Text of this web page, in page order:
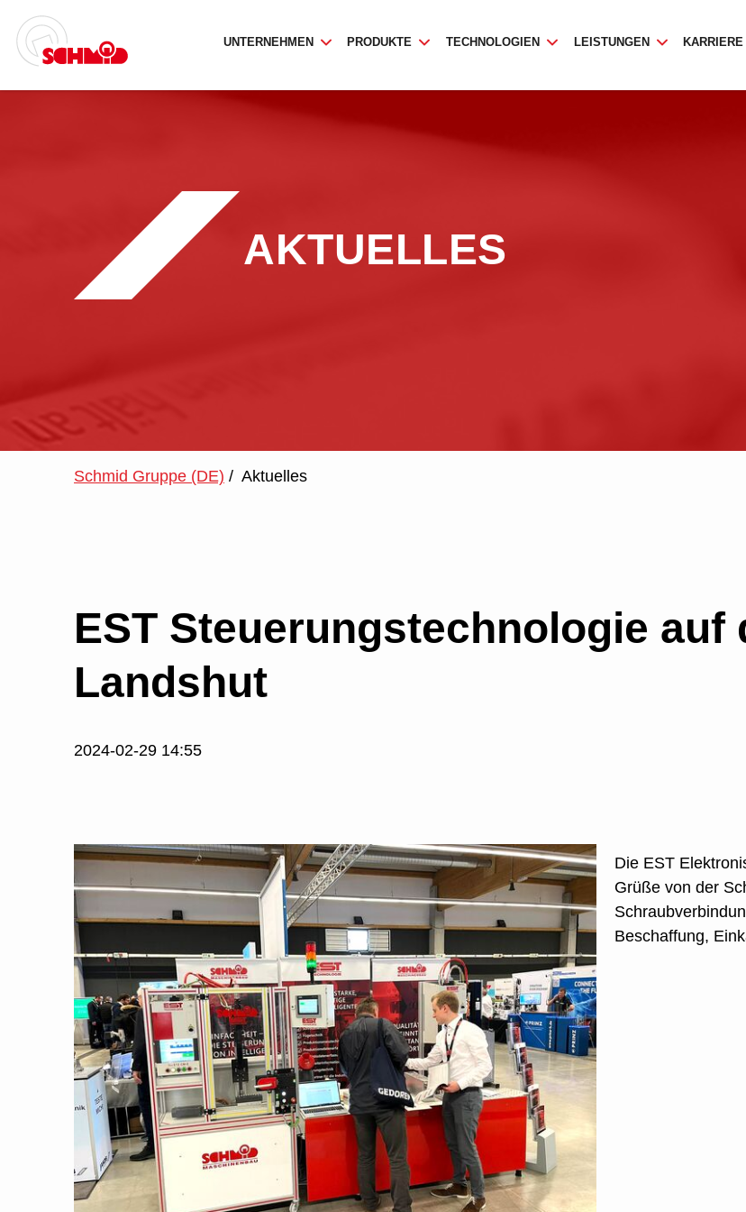
UNTERNEHMEN PRODUKTE TECHNOLOGIEN LEISTUNGEN KARRIERE
Schmid Gruppe (DE) / Aktuelles
AKTUELLES
EST Steuerungstechnologie auf
Landshut
2024-02-29 14:55
Die EST
Grüße von der
Beschaffung,